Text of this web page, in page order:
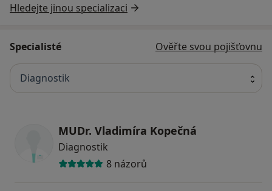
Hledejte jinou specializaci
Specialisté Ověřte svou pojišťovnu
Diagnostik
MUDr. Vladimíra Kopečná
Diagnostik
8 názorů